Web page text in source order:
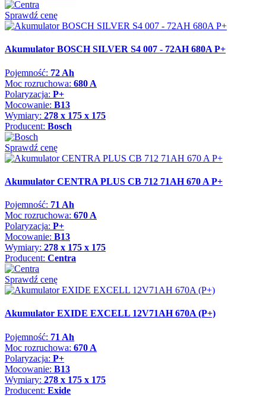
Sprawdź cenę
Akumulator BOSCH SILVER S4 007 - 72AH 680A P+
Pojemność: 72 Ah
Moc rozruchowa: 680 A
Polaryzacja: P+
Mocowanie: B13
Wymiary: 278 x 175 x 175
Producent: Bosch
Sprawdź cenę
Akumulator CENTRA PLUS CB 712 71AH 670 A P+
Pojemność: 71 Ah
Moc rozruchowa: 670 A
Polaryzacja: P+
Mocowanie: B13
Wymiary: 278 x 175 x 175
Producent: Centra
Sprawdź cenę
Akumulator EXIDE EXCELL 12V71AH 670A (P+)
Pojemność: 71 Ah
Moc rozruchowa: 670 A
Polaryzacja: P+
Mocowanie: B13
Wymiary: 278 x 175 x 175
Producent: Exide